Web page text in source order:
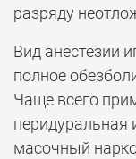
разряду
Вид анестезии
полное
Чаще всего
перидуральная
масочный